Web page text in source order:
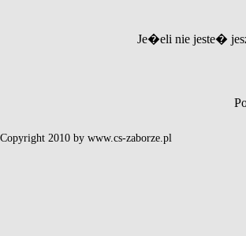
Je�eli nie jeste�
Copyright 2010 by www.cs-zaborze.pl